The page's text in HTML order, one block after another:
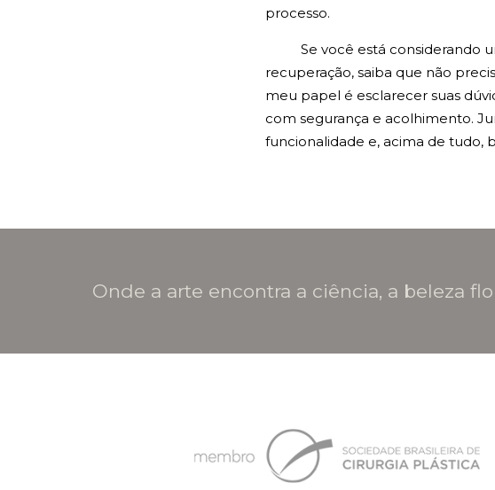
processo.
Se você está considerando
recuperação, saiba que não
meu papel é esclarecer suas
com segurança e acolhimento.
funcionalidade e, acima de tudo,
Onde a arte encontra a ciência, a beleza